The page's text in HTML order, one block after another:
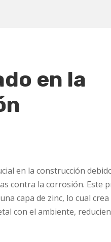
en la
en la construcción
contra la corrosión. Este
capa de zinc, lo cual
con el ambiente,